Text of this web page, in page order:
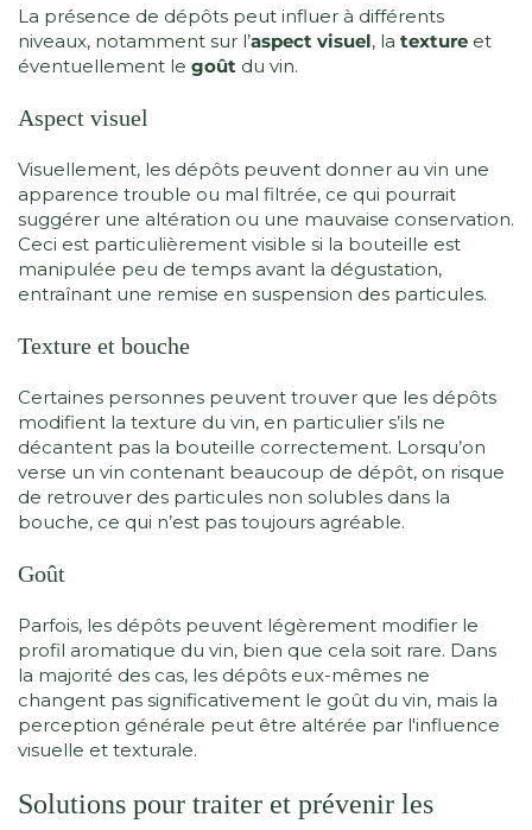
La présence de dépôts peut influer à différents
niveaux, notamment sur l’aspect visuel, la texture et
éventuellement le goût du vin.
Aspect visuel
Visuellement, les dépôts peuvent donner au vin une
apparence trouble ou mal filtrée, ce qui pourrait
suggérer une altération ou une mauvaise conservation.
Ceci est particulièrement visible si la bouteille est
manipulée peu de temps avant la dégustation,
entraînant une remise en suspension des particules.
Texture et bouche
Certaines personnes peuvent trouver que les dépôts
modifient la texture du vin, en particulier s’ils ne
décantent pas la bouteille correctement. Lorsqu’on
verse un vin contenant beaucoup de dépôt, on risque
de retrouver des particules non solubles dans la
bouche, ce qui n’est pas toujours agréable.
Goût
Parfois, les dépôts peuvent légèrement modifier le
profil aromatique du vin, bien que cela soit rare. Dans
la majorité des cas, les dépôts eux-mêmes ne
changent pas significativement le goût du vin, mais la
perception générale peut être altérée par l'influence
visuelle et texturale.
Solutions pour traiter et prévenir les